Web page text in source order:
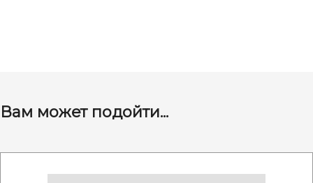
Вам может подойти...